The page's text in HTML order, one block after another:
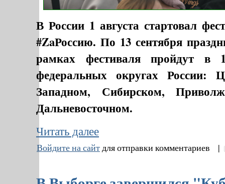
В России 1 августа стартовал
#ZaРоссию. По 13 сентября
рамках фестиваля пройдут в
федеральных округах России:
Западном, Сибирском,
Дальневосточном.
Читать далее
Войдите на сайт для отправки комментариев |